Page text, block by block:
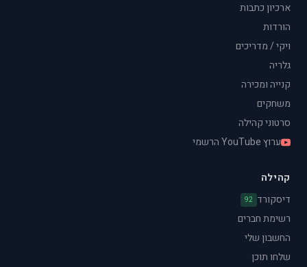
ארכיון כתבות
הורדות
ויקי / מדריכים
גלריה
קנייה ומכירה
משחקים
סרטוני קהילה
ערוץ YouTube הרשמי
קהילה
דיסקורד 92
רשימת חברים
החשבון שלי
שלחו תוכן